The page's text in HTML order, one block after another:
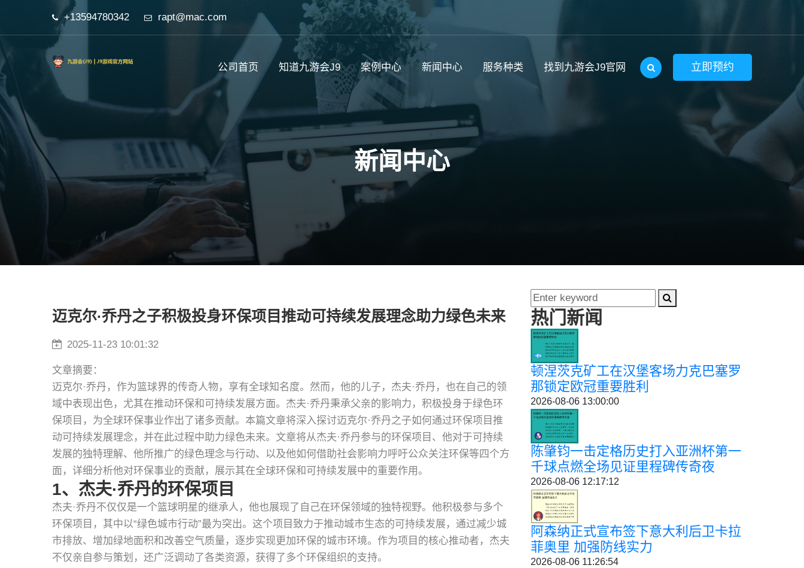
+13594780342 rapt@mac.com
公司首页 知道九游会J9 案例中心 新闻中心 服务种类 找到九游会J9官网 立即预约
新闻中心
迈克尔·乔丹之子积极投身环保项目推动可持续发展理念助力绿色未来
2025-11-23 10:01:32
文章摘要：
迈克尔·乔丹，作为篮球界的传奇人物，享有全球知名度。然而，他的儿子，杰夫·乔丹，也在自己的领
域中表现出色，尤其在推动环保和可持续发展方面。杰夫·乔丹秉承父亲的影响力，积极投身于绿色环
保项目，为全球环保事业作出了诸多贡献。本篇文章将深入探讨迈克尔·乔丹之子如何通过环保项目推
动可持续发展理念，并在此过程中助力绿色未来。文章将从杰夫·乔丹参与的环保项目、他对于可持续
发展的独特理解、他所推广的绿色理念与行动、以及他如何借助社会影响力呼吁公众关注环保等四个方
面，详细分析他对环保事业的贡献，展示其在全球环保和可持续发展中的重要作用。
1、杰夫·乔丹的环保项目
杰夫·乔丹不仅仅是一个篮球明星的继承人，他也展现了自己在环保领域的独特视野。他积极参与多个
环保项目，其中以“绿色城市行动”最为突出。这个项目致力于推动城市生态的可持续发展，通过减少城
市排放、增加绿地面积和改善空气质量，逐步实现更加环保的城市环境。作为项目的核心推动者，杰夫
不仅亲自参与策划，还广泛调动了各类资源，获得了多个环保组织的支持。
热门新闻
顿涅茨克矿工在汉堡客场力克巴塞罗
那锁定欧冠重要胜利
2026-08-06 13:00:00
陈肇钧一击定格历史打入亚洲杯第一
千球点燃全场见证里程碑传奇夜
2026-08-06 12:17:12
阿森纳正式宣布签下意大利后卫卡拉
菲奥里 加强防线实力
2026-08-06 11:26:54